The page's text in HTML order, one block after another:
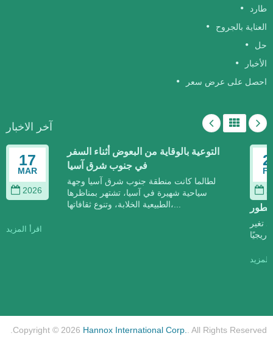
طارد
العناية بالجروح
حل
الأخبار
احصل على عرض سعر
آخر الاخبار
17
MAR
2026
التوعية بالوقاية من البعوض أثناء السفر
في جنوب شرق آسيا
لطالما كانت منطقة جنوب شرق آسيا وجهة
سياحية شهيرة في آسيا، تشتهر بمناظرها
الطبيعية الخلابة، وتنوع ثقافاتها،...
اقرأ المزيد
تتطور
تغير
المزيد
Copyright © 2026 Hannox International Corp. . All Rights Reserved.